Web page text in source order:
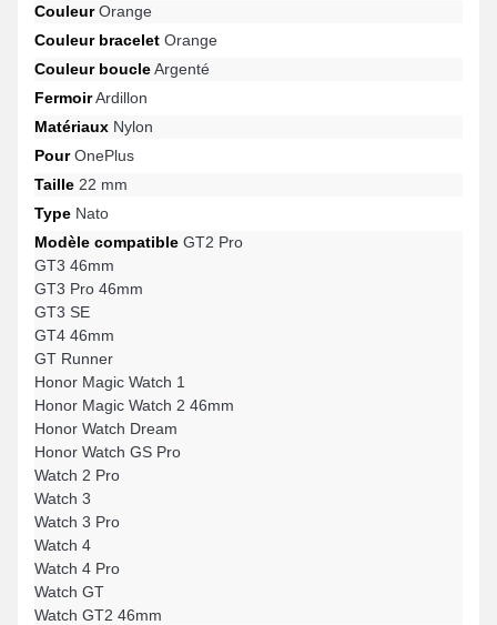
CouleurOrange
Couleur bracelet Orange
Couleur boucleArgenté
FermoirArdillon
Matériaux Nylon
PourOnePlus
Taille 22 mm
Type Nato
Modèle compatible GT2 Pro
GT3 46mm
GT3 Pro 46mm
GT3 SE
GT4 46mm
GT Runner
Honor Magic Watch 1
Honor Magic Watch 2 46mm
Honor Watch Dream
Honor Watch GS Pro
Watch 2 Pro
Watch 3
Watch 3 Pro
Watch 4
Watch 4 Pro
Watch GT
Watch GT2 46mm